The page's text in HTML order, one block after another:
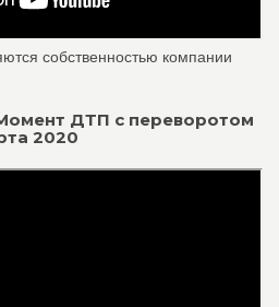
собственностью компании
ДТП с переворотом
2020